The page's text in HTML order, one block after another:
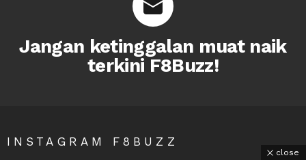
Jangan ketinggalan muat naik
terkini F8Buzz!
INSTAGRAM F8BUZZ
close